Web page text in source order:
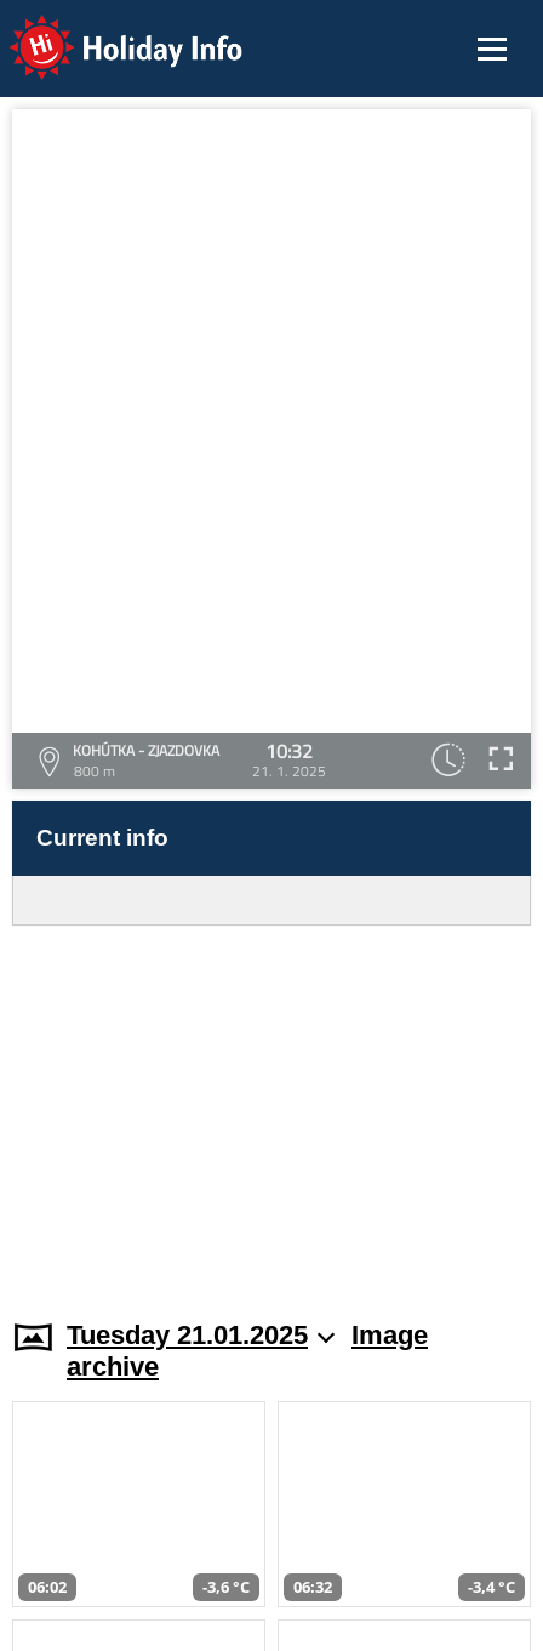
Holiday Info
KOHÚTKA - ZJAZDOVKA
800 m
10:32
21. 1. 2025
Current info
Tuesday 21.01.2025
Image
archive
06:02 -3,6 °C 06:32 -3,4 °C